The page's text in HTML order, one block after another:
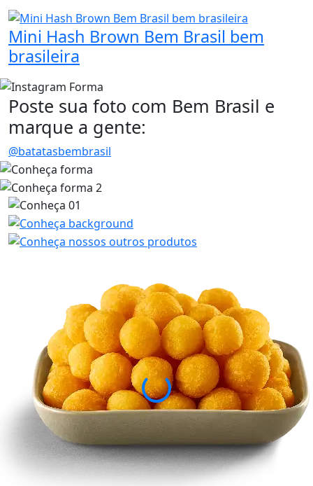
Mini Hash Brown Bem Brasil bem
brasileira
Poste sua foto com Bem Brasil e
marque a gente:
@batatasbembrasil